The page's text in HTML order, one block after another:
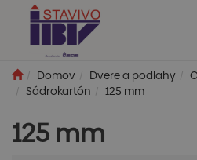
Domov
Dvere a podlahy
Sádrokartón
125 mm
125 mm